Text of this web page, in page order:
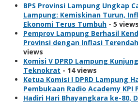
BPS Provinsi Lampung Ungkap
Lampung: Kemiskinan Turun,
Ekonomi Terus Tumbuh - 5 views
Pemprov Lampung Berhasil
Provinsi dengan Inflasi
views
Komisi V DPRD Lampung
Teknokrat - 14 views
Ketua Komisi I DPRD Lampung
Pembukaan Radio Academy KPI
Hadiri Hari Bhayangkara ke-80,